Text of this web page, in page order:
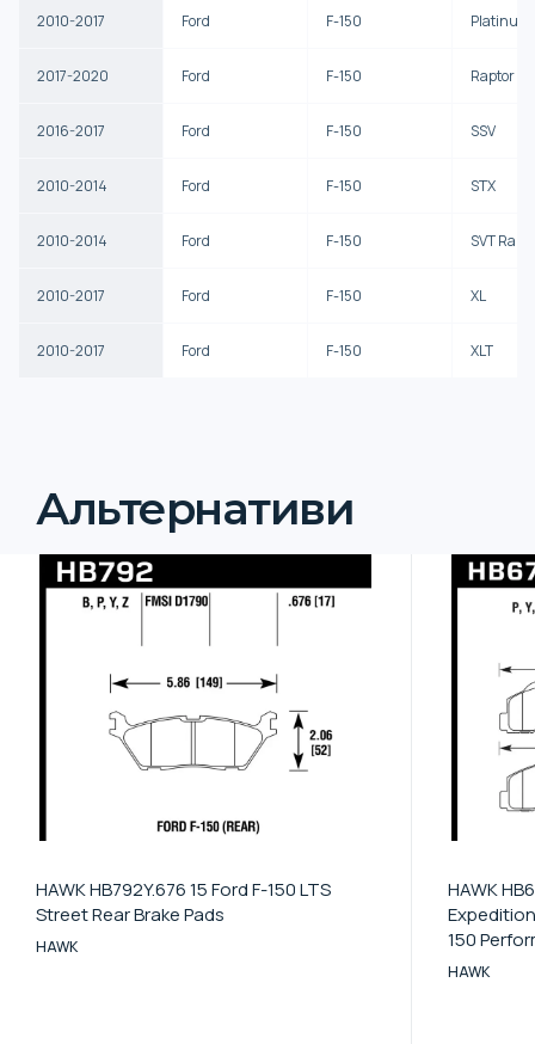
2010-2017 Ford F-150 Platinum
2017-2020 Ford F-150 Raptor
2016-2017 Ford F-150 SSV
2010-2014 Ford F-150 STX
2010-2014 Ford F-150 SVT
2010-2017 Ford F-150 XL
2010-2017 Ford F-150 XLT
Альтернативи
HAWK HB792Y.676 15 Ford F-150 LTS
Street Rear Brake Pads
HAWK
HAWK
150
Brake Pad
HAWK